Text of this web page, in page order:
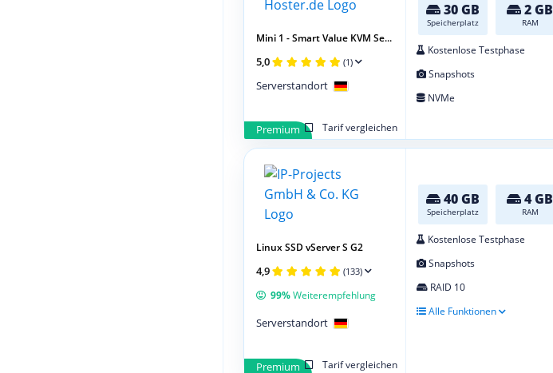
30 GB
Speicherplatz
2 GB
RAM
Kostenlose Testphase
Snapshots
NVMe
Premium Tarif vergleichen
Mini 1 - Smart Value KVM Se...
5,0 (1)
Serverstandort
40 GB
Speicherplatz
4 GB
RAM
Kostenlose Testphase
Snapshots
RAID 10
Alle Funktionen
Premium Tarif vergleichen
Linux SSD vServer S G2
4,9 (133)
99%Weiterempfehlung
Serverstandort